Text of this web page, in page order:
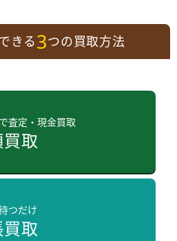
きる3つの買取方法
査定・現金買取
取
つだけ
取